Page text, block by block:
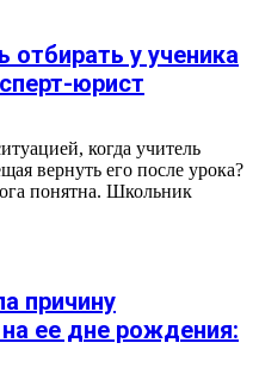
отбирать у ученика
юрист
когда учитель
вернуть его после урока?
понятна. Школьник
причину
ее дне рождения: